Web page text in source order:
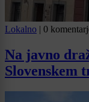
Lokalno | 0
Na javno
Slovenskem